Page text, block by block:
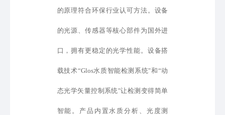
的原理符合环保行业认可方法。设备
的光源、传感器等核心部件为国外进
口 ，拥有更稳定的光学性能。设备搭
载技术“Glos水质智能检测系统"和 “动
态光学矢量控制系统"让检测变得简单
智能 。产品内置水质分析、光度测